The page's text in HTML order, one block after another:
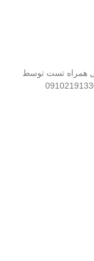
همراه تست توسط